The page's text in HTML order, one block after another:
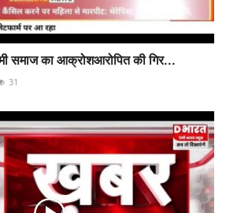
समाज का आक्रोशआरोपित की गिर...
31